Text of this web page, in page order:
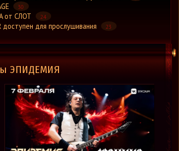
30
от СЛОТ 24
доступен для прослушивания 23
ЭПИДЕМИЯ